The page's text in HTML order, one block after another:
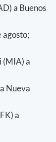
a Buenos
agosto;
(MIA) a
Nueva
a